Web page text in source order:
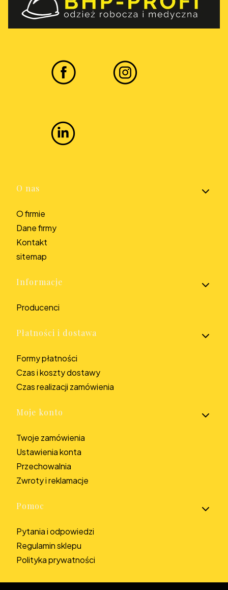
Linki w stopce
O nas
O firmie
Dane firmy
Kontakt
sitemap
Informacje
Producenci
Płatności i dostawa
Formy płatności
Czas i koszty dostawy
Czas realizacji zamówienia
Moje konto
Twoje zamówienia
Ustawienia konta
Przechowalnia
Zwroty i reklamacje
Pomoc
Pytania i odpowiedzi
Regulamin sklepu
Polityka prywatności